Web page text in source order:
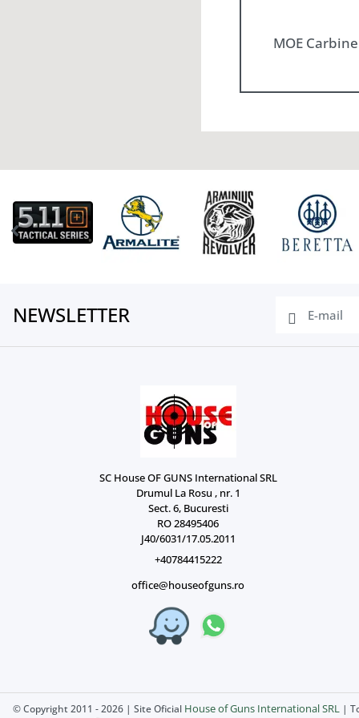
MOE
NEWSLETTER
SC House OF GUNS International SRL
Drumul La Rosu , nr. 1
Sect. 6, Bucuresti
RO 28495406
J40/6031/17.05.2011
+40784415222
office@houseofguns.ro
© Copyright 2011 - 2026 | Site Oficial House of Guns International SRL |